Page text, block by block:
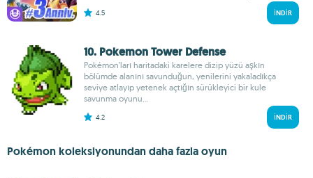
4.5 İNDIR
10. Pokemon Tower Defense
Pokémon’ları haritadaki karelere dizip yüzü aşkın
bölümde alanını savunduğun, yenilerini yakaladıkça
seviye atlayıp yetenek açtığın sürükleyici bir kule
savunma oyunu...
4.2 İNDIR
Pokémon koleksiyonundan daha fazla oyun